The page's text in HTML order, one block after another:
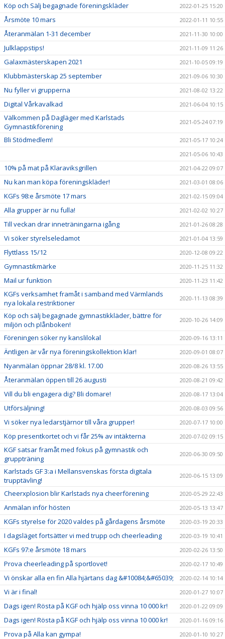
Köp och Sälj begagnade föreningskläder 2022-01-25 15:20
Årsmöte 10 mars 2022-01-11 10:55
Återanmälan 1-31 december 2021-11-30 10:00
Julklappstips! 2021-11-09 11:26
Galaxmästerskapen 2021 2021-10-05 09:19
Klubbmästerskap 25 september 2021-09-06 10:30
Nu fyller vi grupperna 2021-08-02 13:22
Digital Vårkavalkad 2021-06-04 10:15
Välkommen på Dagläger med Karlstads
Gymnastikförening
2021-05-24 07:19
Bli Stödmedlem!
2021-05-17 10:24
2021-05-06 10:43
10% på mat på Klaraviksgrillen 2021-04-22 09:07
Nu kan man köpa föreningskläder! 2021-03-01 08:06
KGFs 98:e årsmöte 17 mars 2021-02-15 09:04
Alla grupper är nu fulla! 2021-02-02 10:27
Till veckan drar inneträningarna igång 2021-01-26 08:28
Vi söker styrelseledamot 2021-01-04 13:59
Flyttlass 15/12 2020-12-08 09:22
Gymnastikmärke 2020-11-25 11:32
Mail ur funktion 2020-11-23 11:42
KGFs verksamhet framåt i samband med Värmlands
nya lokala restriktioner
2020-11-13 08:39
Köp och sälj begagnade gymnastikkläder, bättre för
miljön och plånboken!
2020-10-26 14:09
Föreningen söker ny kanslilokal 2020-09-16 13:11
Äntligen är vår nya föreningskollektion klar! 2020-09-01 08:07
Nyanmälan öppnar 28/8 kl. 17.00 2020-08-26 13:55
Återanmälan öppen till 26 augusti 2020-08-21 09:42
Vill du bli engagera dig? Bli domare! 2020-08-17 13:04
Utförsäljning! 2020-08-03 09:56
Vi söker nya ledarstjärnor till våra grupper! 2020-07-17 10:00
Köp presentkortet och vi får 25% av intäkterna 2020-07-02 09:15
KGF satsar framåt med fokus på gymnastik och
gruppträning
2020-06-30 09:50
Karlstads GF 3:a i Mellansvenskas första digitala
trupptävling!
2020-06-15 13:09
Cheerxplosion blir Karlstads nya cheerförening 2020-05-29 22:43
Anmälan inför hösten 2020-05-13 13:47
KGFs styrelse för 2020 valdes på gårdagens årsmöte 2020-03-19 20:33
I dagsläget fortsätter vi med trupp och cheerleading 2020-03-19 10:41
KGFs 97:e årsmöte 18 mars 2020-02-26 13:50
Prova cheerleading på sportlovet! 2020-02-17 10:49
Vi önskar alla en fin Alla hjärtans dag &#10084;&#65039; 2020-02-14 10:14
Vi är i final! 2020-01-27 10:07
Dags igen! Rösta på KGF och hjälp oss vinna 10 000 kr! 2020-01-22 09:09
Dags igen! Rösta på KGF och hjälp oss vinna 10 000 kr! 2020-01-16 09:16
Prova på Alla kan gympa! 2020-01-10 10:27